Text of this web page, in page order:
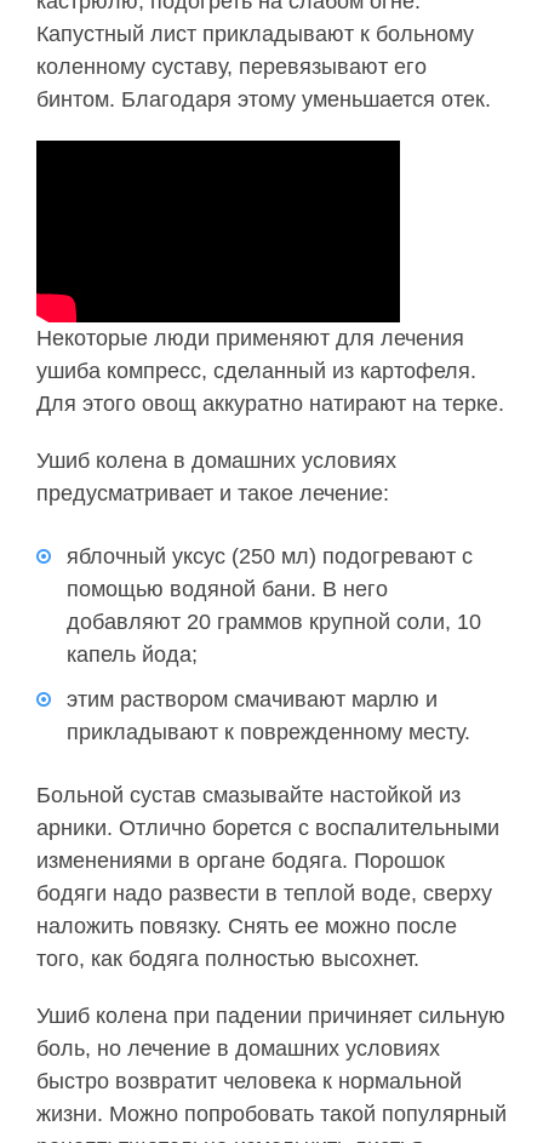
Капустный лист прикладывают к больному
коленному суставу, перевязывают его
бинтом. Благодаря этому уменьшается отек.
Некоторые люди применяют для лечения
ушиба компресс, сделанный из картофеля.
Для этого овощ аккуратно натирают на терке.
Ушиб колена в домашних условиях
предусматривает и такое лечение:
яблочный уксус (250 мл) подогревают с
помощью водяной бани. В него
добавляют 20 граммов крупной соли, 10
капель йода;
этим раствором смачивают марлю и
прикладывают к поврежденному месту.
Больной сустав смазывайте настойкой из
арники. Отлично борется с воспалительными
изменениями в органе бодяга. Порошок
бодяги надо развести в теплой воде, сверху
наложить повязку. Снять ее можно после
того, как бодяга полностью высохнет.
Ушиб колена при падении причиняет сильную
боль, но лечение в домашних условиях
быстро возвратит человека к нормальной
жизни. Можно попробовать такой популярный